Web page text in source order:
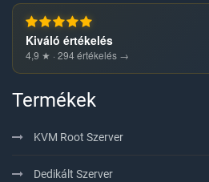
Kiváló értékelés
4,9 ★ · 294 értékelés →
Termékek
KVM Root Szerver
Dedikált Szerver